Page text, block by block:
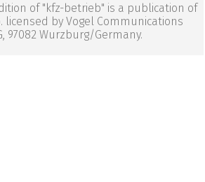
of "kfz-betrieb" is a publication of
licensed by Vogel Communications
97082 Wurzburg/Germany.